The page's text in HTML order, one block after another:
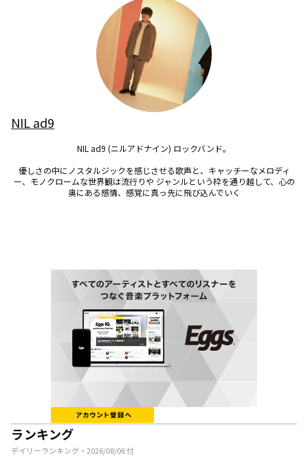
NIL ad9
NIL ad9 (ニルアドナイン) ロックバンド。
優しさの中にノスタルジックを感じさせる歌声と、キャッチーなメロディ
ー、モノクロームな世界観は流行りや ジャンルという枠を通り越して、心の
奥にある感情、感覚に真っ先に飛び込んでいく
ランキング
デイリーランキング・ 2026/08/06付